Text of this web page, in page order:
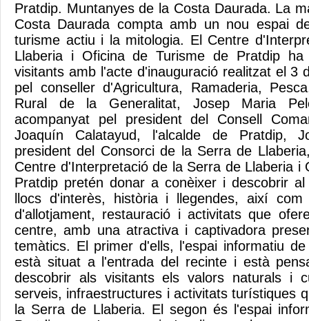
Pratdip. Muntanyes de la Costa Daurada. La
Costa Daurada compta amb un nou espai
turisme actiu i la mitologia. El Centre
Llaberia i Oficina de Turisme de Pratdip
visitants amb l'acte d'inauguració realitzat el 3
pel conseller d'Agricultura, Ramaderia,
Rural de la Generalitat, Josep Maria
acompanyat pel president del Consell
Joaquín Calatayud, l'alcalde de Pratdip,
president del Consorci de la Serra de
Centre d'Interpretació de la Serra de Llaberia i
Pratdip pretén donar a conèixer i descobrir
llocs d'interès, història i llegendes, així
d'allotjament, restauració i activitats que
centre, amb una atractiva i captivadora
temàtics. El primer d'ells, l'espai informatiu
està situat a l'entrada del recinte i està
descobrir als visitants els valors naturals i
serveis, infraestructures i activitats turístiques
la Serra de Llaberia. El segon és l'espai